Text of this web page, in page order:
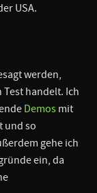
USA.
werden,
handelt. Ich
Demos mit
und so
gehe ich
ein, da